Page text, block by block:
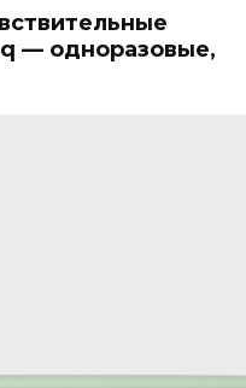
— одноразовые,